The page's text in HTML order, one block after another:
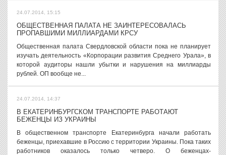
24.07.2014, 15:15
ОБЩЕСТВЕННАЯ ПАЛАТА НЕ ЗАИНТЕРЕСОВАЛАСЬ
ПРОПАВШИМИ МИЛЛИАРДАМИ КРСУ
Общественная палата Свердловской области пока не планирует
изучать деятельность «Корпорации развития Среднего Урала», в
которой аудиторы нашли убытки и нарушения на миллиарды
рублей. ОП вообще не...
24.07.2014, 14:37
В ЕКАТЕРИНБУРГСКОМ ТРАНСПОРТЕ РАБОТАЮТ
БЕЖЕНЦЫ ИЗ УКРАИНЫ
В общественном транспорте Екатеринбурга начали работать
беженцы, приехавшие в Россию с территории Украины. Пока таких
работников оказалось только четверо. О беженцах-